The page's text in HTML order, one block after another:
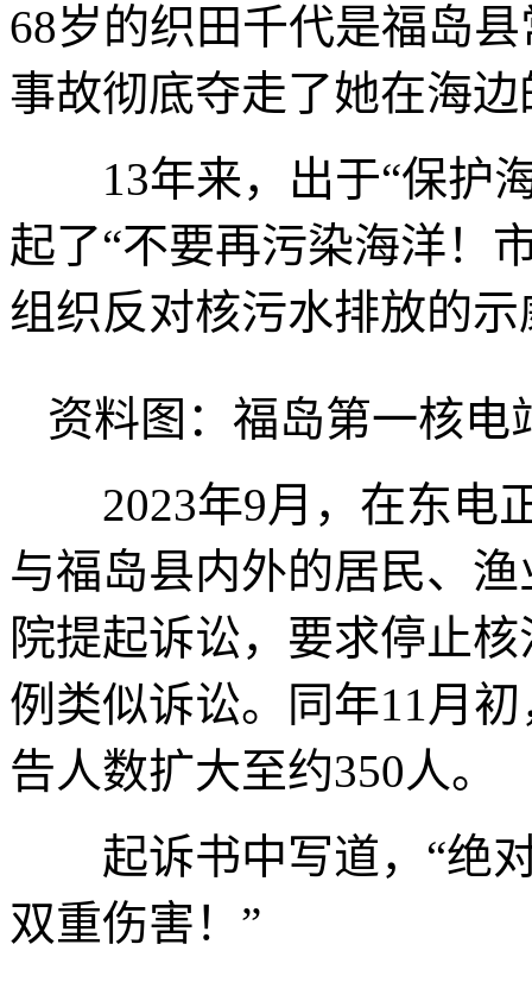
68岁的织田千代是福岛
事故彻底夺走了她在海
13年来，出于“保护海
起了“不要再污染海洋！
组织反对核污水排放的
资料图：福岛第一核电
2023年9月，在东电
与福岛县内外的居民、
院提起诉讼，要求停止
例类似诉讼。同年11月
告人数扩大至约350人。
起诉书中写道，“绝对
双重伤害！”